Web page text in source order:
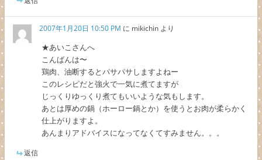
2007年1月20日 10:50 PM に mikichin より
★あいこさんへ
こんばんは〜
鶏肉、油断するとパサパサしますよねー
このレシピだと強火で一気に煮てますが
じっくりゆっくり煮てもいいような気もします。
あとは厚めの鍋（ホーロー鍋とか）を使うとお肉が柔らかく
仕上がりますよ。
あんまりアドバイスになってなくてすみません。。。
返信